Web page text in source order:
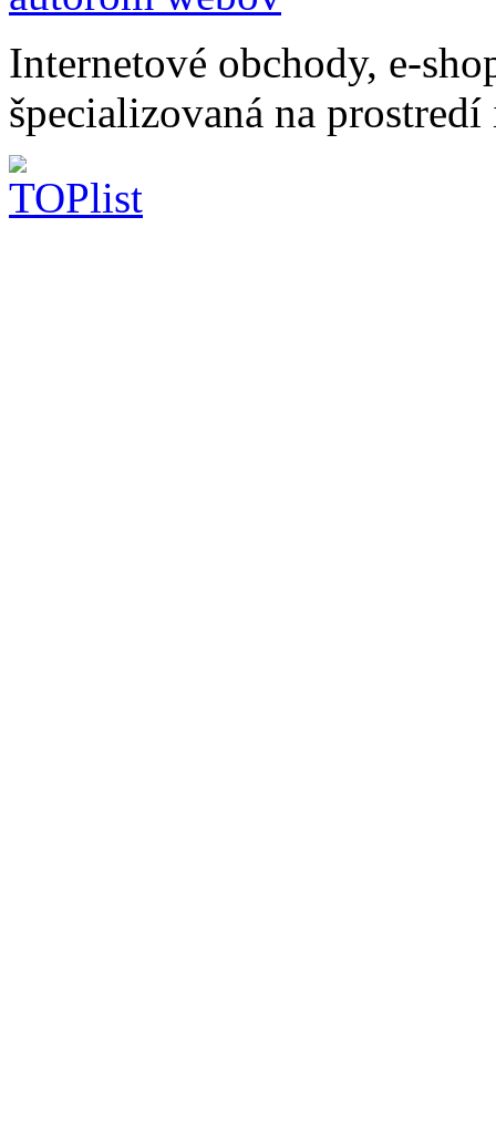
Internetové obchody, e-
špecializovaná na